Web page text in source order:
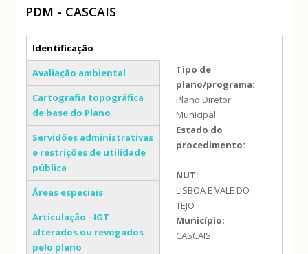
PDM - CASCAIS
Separadores verticais
Identificação
(separador ativo)
Avaliação ambiental
Cartografia topográfica
de base do Plano
Servidões administrativas
e restrições de utilidade
pública
Áreas especiais
Articulação - IGT
alterados ou revogados
pelo plano
Tipo de
plano/programa:
Plano Diretor
Municipal
Estado do
procedimento:
-
NUT:
LISBOA E VALE DO
TEJO
Município:
CASCAIS